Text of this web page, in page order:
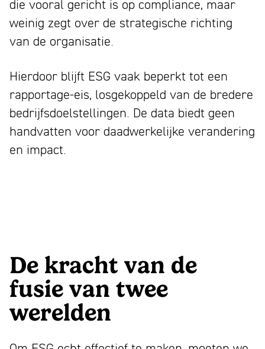
die vooral gericht is op compliance, maar
weinig zegt over de strategische richting
van de organisatie.
Hierdoor blijft ESG vaak beperkt tot een
rapportage-eis, losgekoppeld van de bredere
bedrijfsdoelstellingen. De data biedt geen
handvatten voor daadwerkelijke verandering
en impact.
De kracht van de
fusie van twee
werelden